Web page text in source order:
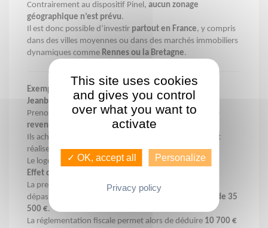
Contrairement au dispositif Pinel, aucun zonage
géographique n’est prévu.
Il est donc possible d’investir partout en France, y compris
dans des villes moyennes ou dans des marchés immobiliers
dynamiques comme Rennes ou la Bretagne.
Exemple d’investissement locatif avec le dispositif
Jeanbrun
Prenons l’exemple d’un couple percevant 70 000 € de
revenus annuels
Ils achètent un appartement ancien pour
et
réalisent
40 000 € de travaux de rénovation.
Le logement est ensuite loué7 800 € par an .
Effet du déficit foncier
La première année, les charges liées à l’investissement
dépassent les loyers, ce qui génère un
déficit foncier de 35
500 €.
La réglementation fiscale permet alors de déduire 10 700 €
This site uses cookies
and gives you control
over what you want to
activate
✓ OK, accept all Personalize
Privacy policy